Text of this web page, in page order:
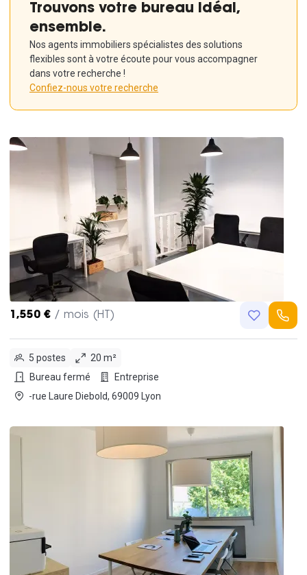
Trouvons votre bureau idéal,
ensemble.
Nos agents immobiliers spécialistes des solutions
flexibles sont à votre écoute pour vous accompagner
dans votre recherche !
Confiez-nous votre recherche
1,550 € / mois (HT)
5 postes
20 m²
Bureau fermé
Entreprise
-rue Laure Diebold, 69009 Lyon